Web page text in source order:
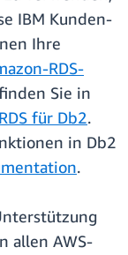
IBM Kunden-
Ihre
RDS-
Sie in
für Db2.
in Db2
.
allen AWS-